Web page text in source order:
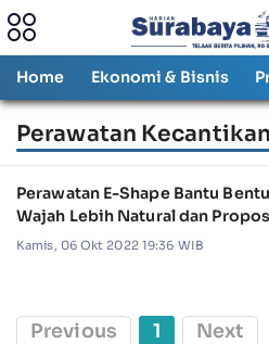
Home Ekonomi & Bisnis
Perawatan Kecantikan
Perawatan E-Shape Bantu
Wajah Lebih Natural dan
Kamis, 06 Okt 2022 19:36 WIB
Previous 1 Next